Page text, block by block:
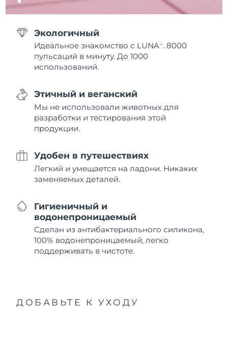
Экологичный
Идеальное знакомство с LUNATM . 8000
пульсаций в минуту. До 1000
использований.
Этичный и веганский
Мы не использовали животных для
разработки и тестирования этой
продукции.
Удобен в путешествиях
Легкий и умещается на ладони. Никаких
заменяемых деталей.
Гигиеничный и
водонепроницаемый
Сделан из антибактериального силикона,
100% водонепроницаемый, легко
поддерживать в чистоте.
ДОБАВЬТЕ К УХОДУ